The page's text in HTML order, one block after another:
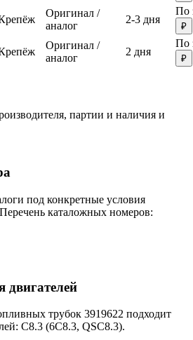
Оригинал /
аналог
2-3 дня
По
₽
Оригинал /
аналог
2 дня
По
₽
партии и наличия и
под конкретные условия
каталожных номеров:
двигателей
трубок 3919622 подходит
C8.3 (6C8.3, QSC8.3).